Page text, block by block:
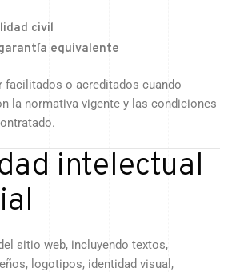
civil
equivalente
facilitados o acreditados cuando
la normativa vigente y las condiciones
intelectual
sitio web, incluyendo textos,
logotipos, identidad visual,